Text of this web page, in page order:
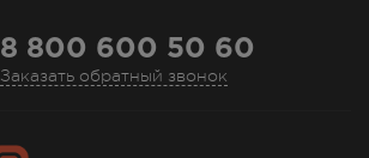
8 800 600 50 60
Заказать обратный звонок